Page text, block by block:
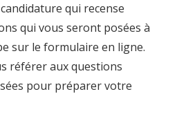
qui recense
qui vous seront posées à
sur le formulaire en ligne.
référer aux questions
pour préparer votre